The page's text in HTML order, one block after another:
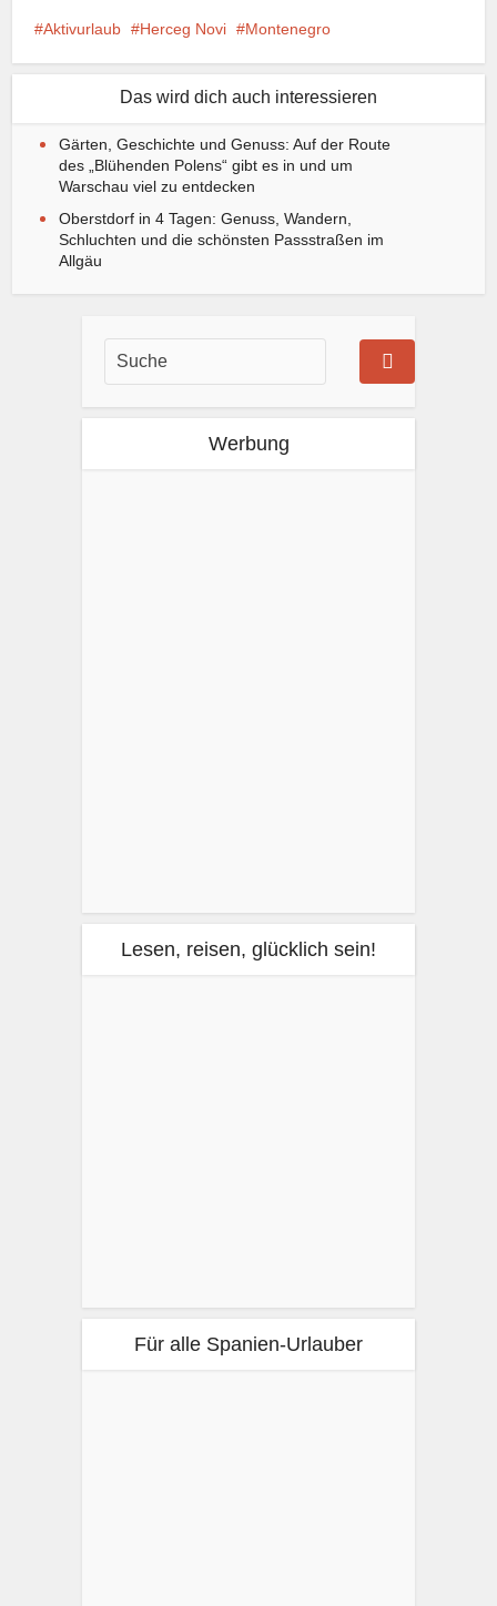
Aktivurlaub Herceg Novi Montenegro
Das wird dich auch interessieren
Gärten, Geschichte und Genuss: Auf der Route
des „Blühenden Polens“ gibt es in und um
Warschau viel zu entdecken
Oberstdorf in 4 Tagen: Genuss, Wandern,
Schluchten und die schönsten Passstraßen im
Allgäu
Werbung
Lesen, reisen, glücklich sein!
Für alle Spanien-Urlauber